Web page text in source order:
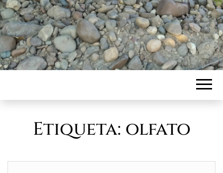
Etiqueta: olfato